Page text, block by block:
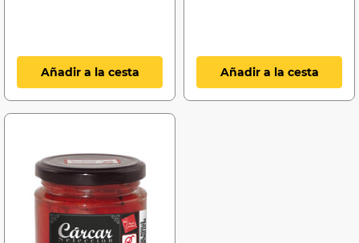
Añadir a la cesta Añadir a la cesta